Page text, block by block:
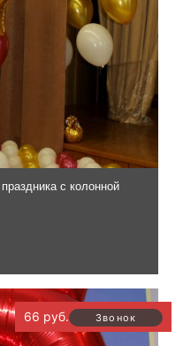
с колонной
66 руб.